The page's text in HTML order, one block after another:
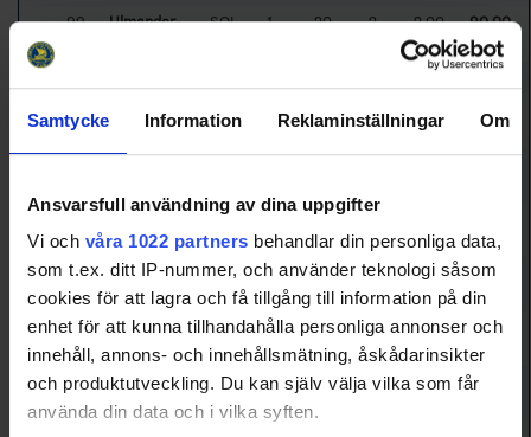
Samtycke Information Reklaminställningar Om
Ansvarsfull användning av dina uppgifter
Vi och våra 1022 partners behandlar din personliga data,
som t.ex. ditt IP-nummer, och använder teknologi såsom
cookies för att lagra och få tillgång till information på din
enhet för att kunna tillhandahålla personliga annonser och
innehåll, annons- och innehållsmätning, åskådarinsikter
och produktutveckling. Du kan själv välja vilka som får
använda din data och i vilka syften.
99
Ulmander-
SOL 1 20 2 2.00 90.00
3.46
Vincent
1
Lindbom,
Kevin
HAN 7 237 28
32
Bulc,
Leonard
NAC 4 116 14 4.02 87.93
30
Erlandsson,
Alex
HAN 9 275 36 4.47 86.91
1
Malmenby,
Pontus
LVHC 7 311 42 7.54 86.50